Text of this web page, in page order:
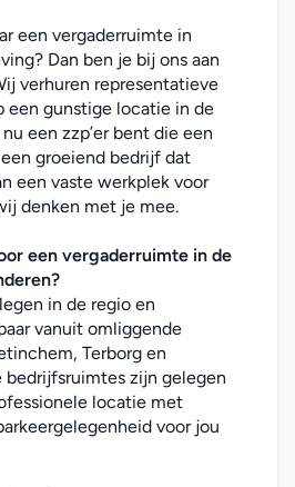
een vergaderruimte in
Dan ben je bij ons aan
verhuren representatieve
een gunstige locatie in de
een zzp’er bent die een
groeiend bedrijf dat
een vaste werkplek voor
denken met je mee.
een vergaderruimte in de
in de regio en
vanuit omliggende
Terborg en
bedrijfsruimtes zijn gelegen
locatie met
voor jou